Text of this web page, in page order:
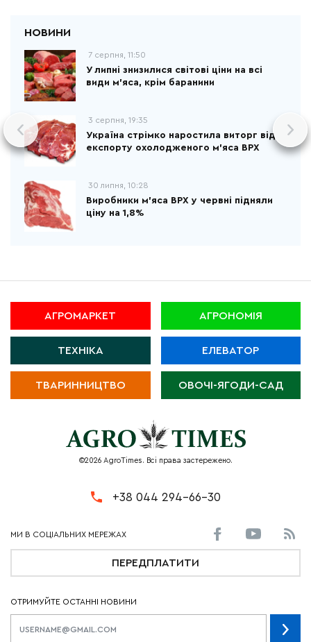
7 серпня, 11:50
У липні знизилися світові ціни на всі
види м'яса, крім баранини
3 серпня, 19:35
Україна стрімко наростила виторг від
експорту охолодженого м'яса ВРХ
30 липня, 10:28
Виробники м'яса ВРХ у червні підняли
ціну на 1,8%
АГРОМАРКЕТ АГРОНОМІЯ
ТЕХНІКА ЕЛЕВАТОР
ТВАРИННИЦТВО ОВОЧІ-ЯГОДИ-САД
©2026 AgroTimes. Всі права застережено.
+38 044 294-66-30
ПЕРЕДПЛАТИТИ
ОТРИМУЙТЕ ОСТАННІ НОВИНИ